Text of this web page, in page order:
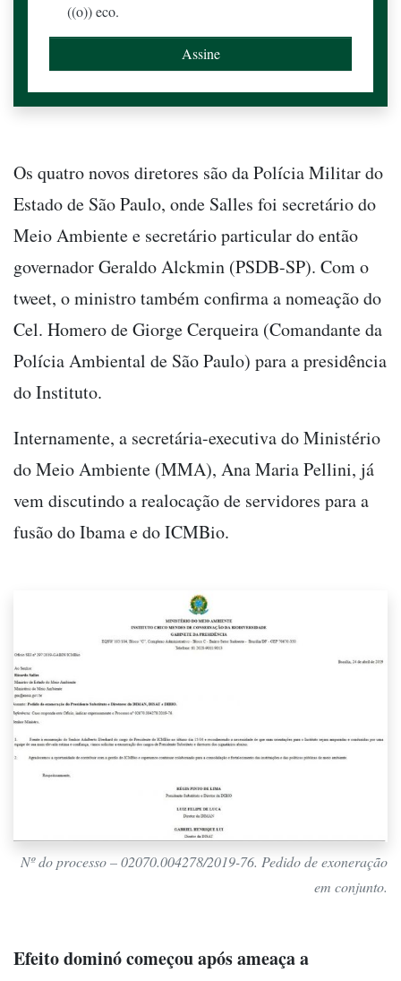
((o)) eco.
Os quatro novos diretores são da Polícia Militar do
Estado de São Paulo, onde Salles foi secretário do
Meio Ambiente e secretário particular do então
governador Geraldo Alckmin (PSDB-SP). Com o
tweet, o ministro também confirma a nomeação do
Cel. Homero de Giorge Cerqueira (Comandante da
Polícia Ambiental de São Paulo) para a presidência
do Instituto.
Internamente, a secretária-executiva do Ministério
do Meio Ambiente (MMA), Ana Maria Pellini, já
vem discutindo a realocação de servidores para a
fusão do Ibama e do ICMBio.
Nº do processo – 02070.004278/2019-76. Pedido de exoneração
em conjunto.
Efeito dominó começou após ameaça a